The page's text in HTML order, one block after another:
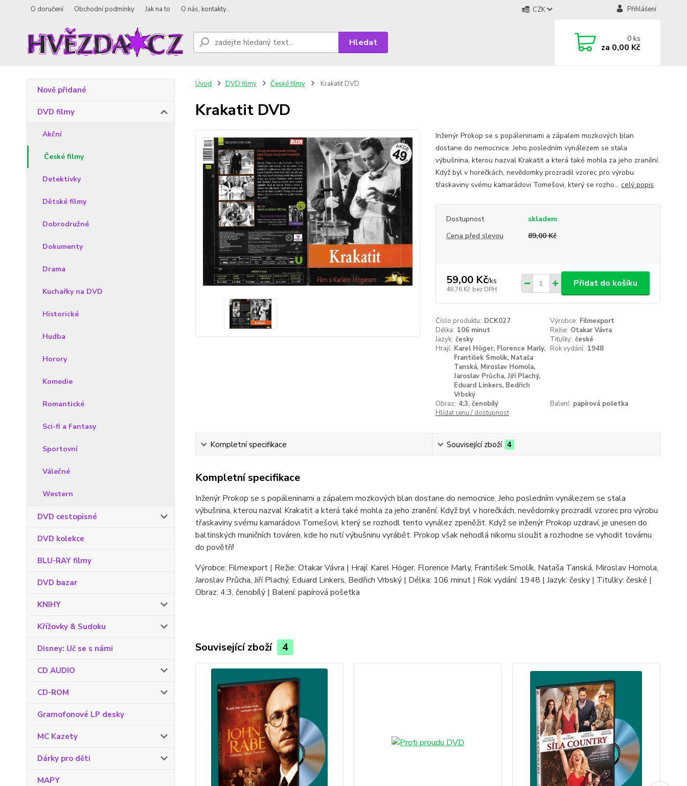
O doručení Obchodní podmínky Jak na to O nás, kontakty... CZK Přihlášení
Hledat 0ks
za 0,00 Kč
Nově přidané
DVD filmy
Akční
České filmy
Detektivky
Dětské filmy
Dobrodružné
Dokumenty
Drama
Kuchařky na DVD
Historické
Hudba
Horory
Komedie
Romantické
Sci-fi a Fantasy
Sportovní
Válečné
Western
DVD cestopisné
DVD kolekce
BLU-RAY filmy
DVD bazar
KNIHY
Křížovky & Sudoku
Disney: Uč se s námi
CD AUDIO
CD-ROM
Gramofonové LP desky
MC Kazety
Dárky pro děti
MAPY
Úvod DVD filmy České filmy Krakatit DVD
Krakatit DVD
Inženýr Prokop se s popáleninami a zápalem mozkových blan
dostane do nemocnice. Jeho posledním vynálezem se stala
výbušnina, kterou nazval Krakatit a která také mohla za jeho zranění.
Když byl v horečkách, nevědomky prozradil vzorec pro výrobu
třaskaviny svému kamarádovi Tomešovi, který se rozho... celý popis
Dostupnost
skladem
Cena před slevou
89,00 Kč
59,00 Kč/ks
48,76 Kč bez DPH
Přidat do košíku
Číslo produktu: DCK027 Výrobce: Filmexport
Délka: 106 minut Režie: Otakar Vávra
Jazyk: česky Titulky: české
Hrají: Karel Höger, Florence Marly,
František Smolík, Nataša
Tanská, Miroslav Homola,
Jaroslav Průcha, Jiří Plachý,
Eduard Linkers, Bedřich
Vrbský
Rok vydání: 1948
Obraz: 4:3, čenobílý Balení: papírová pošetka
Hlídat cenu / dostupnost
Kompletní specifikace Související zboží 4
Kompletní specifikace
Inženýr Prokop se s popáleninami a zápalem mozkových blan dostane do nemocnice. Jeho posledním vynálezem se stala
výbušnina, kterou nazval Krakatit a která také mohla za jeho zranění. Když byl v horečkách, nevědomky prozradil vzorec pro výrobu
třaskaviny svému kamarádovi Tomešovi, který se rozhodl tento vynález zpeněžit. Když se inženýr Prokop uzdraví, je unesen do
baltinských muničních továren, kde ho nutí výbušninu vyrábět. Prokop však nehodlá nikomu sloužit a rozhodne se vyhodit továrnu
do povětří!
Výrobce: Filmexport | Režie: Otakar Vávra | Hrají: Karel Höger, Florence Marly, František Smolík, Nataša Tanská, Miroslav Homola,
Jaroslav Průcha, Jiří Plachý, Eduard Linkers, Bedřich Vrbský | Délka: 106 minut | Rok vydání: 1948 | Jazyk: česky | Titulky: české |
Obraz: 4:3, čenobílý | Balení: papírová pošetka
Související zboží 4